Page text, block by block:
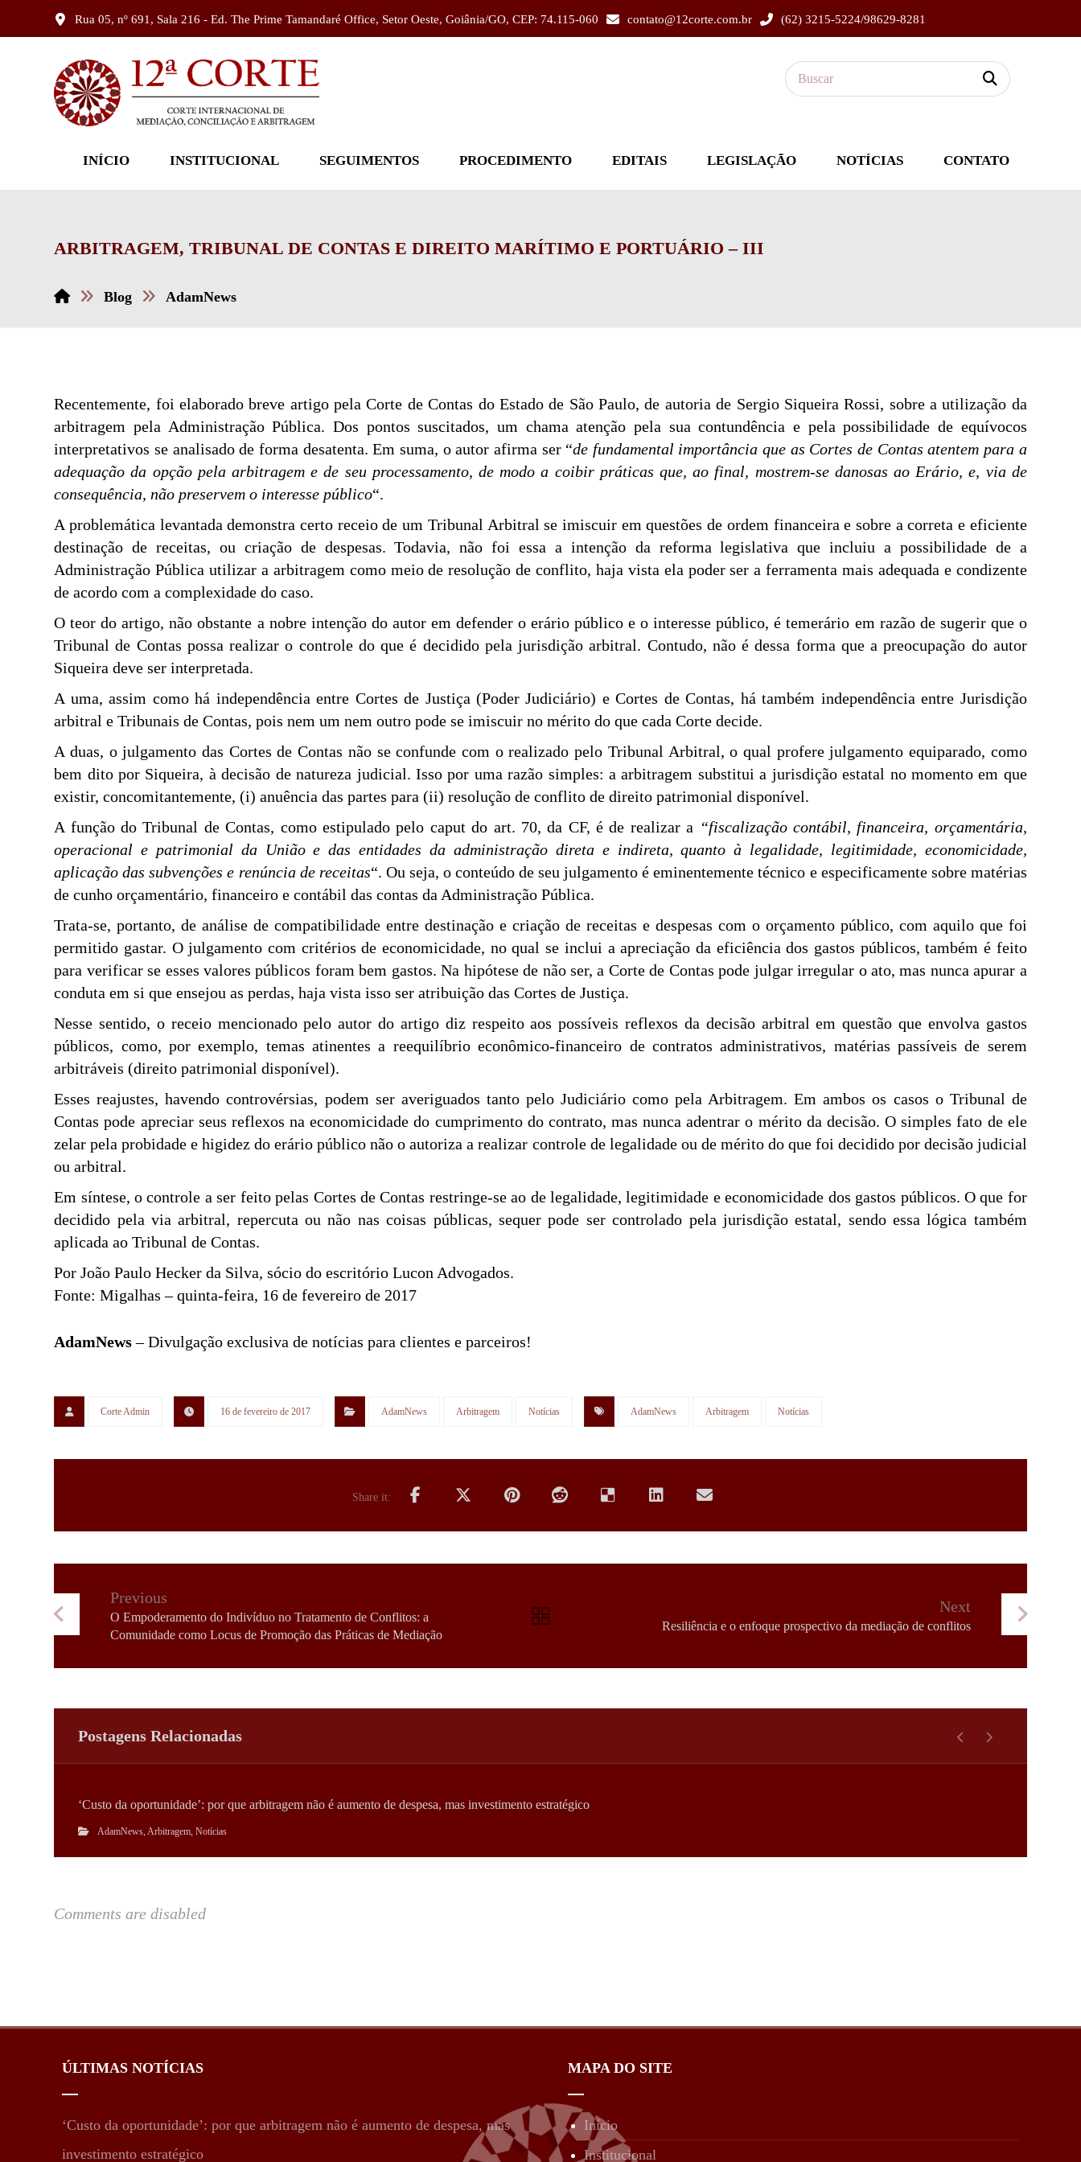
Rua 05, nº 691, Sala 216 - Ed. The Prime Tamandaré Office, Setor Oeste, Goiânia/GO, CEP: 74.115-060 contato@12corte.com.br (62) 3215-5224/98629-8281
INÍCIO INSTITUCIONAL SEGUIMENTOS PROCEDIMENTO EDITAIS LEGISLAÇÃO NOTÍCIAS CONTATO
ARBITRAGEM, TRIBUNAL DE CONTAS E DIREITO MARÍTIMO E PORTUÁRIO – III
Blog AdamNews
Recentemente, foi elaborado breve artigo pela Corte de Contas do Estado de São Paulo, de autoria de Sergio Siqueira Rossi, sobre a utilização da
arbitragem pela Administração Pública. Dos pontos suscitados, um chama atenção pela sua contundência e pela possibilidade de equívocos
interpretativos se analisado de forma desatenta. Em suma, o autor afirma ser “de fundamental importância que as Cortes de Contas atentem para a
adequação da opção pela arbitragem e de seu processamento, de modo a coibir práticas que, ao final, mostrem-se danosas ao Erário, e, via de
consequência, não preservem o interesse público“.
A problemática levantada demonstra certo receio de um Tribunal Arbitral se imiscuir em questões de ordem financeira e sobre a correta e eficiente
destinação de receitas, ou criação de despesas. Todavia, não foi essa a intenção da reforma legislativa que incluiu a possibilidade de a
Administração Pública utilizar a arbitragem como meio de resolução de conflito, haja vista ela poder ser a ferramenta mais adequada e condizente
de acordo com a complexidade do caso.
O teor do artigo, não obstante a nobre intenção do autor em defender o erário público e o interesse público, é temerário em razão de sugerir que o
Tribunal de Contas possa realizar o controle do que é decidido pela jurisdição arbitral. Contudo, não é dessa forma que a preocupação do autor
Siqueira deve ser interpretada.
A uma, assim como há independência entre Cortes de Justiça (Poder Judiciário) e Cortes de Contas, há também independência entre Jurisdição
arbitral e Tribunais de Contas, pois nem um nem outro pode se imiscuir no mérito do que cada Corte decide.
A duas, o julgamento das Cortes de Contas não se confunde com o realizado pelo Tribunal Arbitral, o qual profere julgamento equiparado, como
bem dito por Siqueira, à decisão de natureza judicial. Isso por uma razão simples: a arbitragem substitui a jurisdição estatal no momento em que
existir, concomitantemente, (i) anuência das partes para (ii) resolução de conflito de direito patrimonial disponível.
A função do Tribunal de Contas, como estipulado pelo caput do art. 70, da CF, é de realizar a “fiscalização contábil, financeira, orçamentária,
operacional e patrimonial da União e das entidades da administração direta e indireta, quanto à legalidade, legitimidade, economicidade,
aplicação das subvenções e renúncia de receitas“. Ou seja, o conteúdo de seu julgamento é eminentemente técnico e especificamente sobre matérias
de cunho orçamentário, financeiro e contábil das contas da Administração Pública.
Trata-se, portanto, de análise de compatibilidade entre destinação e criação de receitas e despesas com o orçamento público, com aquilo que foi
permitido gastar. O julgamento com critérios de economicidade, no qual se inclui a apreciação da eficiência dos gastos públicos, também é feito
para verificar se esses valores públicos foram bem gastos. Na hipótese de não ser, a Corte de Contas pode julgar irregular o ato, mas nunca apurar a
conduta em si que ensejou as perdas, haja vista isso ser atribuição das Cortes de Justiça.
Nesse sentido, o receio mencionado pelo autor do artigo diz respeito aos possíveis reflexos da decisão arbitral em questão que envolva gastos
públicos, como, por exemplo, temas atinentes a reequilíbrio econômico-financeiro de contratos administrativos, matérias passíveis de serem
arbitráveis (direito patrimonial disponível).
Esses reajustes, havendo controvérsias, podem ser averiguados tanto pelo Judiciário como pela Arbitragem. Em ambos os casos o Tribunal de
Contas pode apreciar seus reflexos na economicidade do cumprimento do contrato, mas nunca adentrar o mérito da decisão. O simples fato de ele
zelar pela probidade e higidez do erário público não o autoriza a realizar controle de legalidade ou de mérito do que foi decidido por decisão judicial
ou arbitral.
Em síntese, o controle a ser feito pelas Cortes de Contas restringe-se ao de legalidade, legitimidade e economicidade dos gastos públicos. O que for
decidido pela via arbitral, repercuta ou não nas coisas públicas, sequer pode ser controlado pela jurisdição estatal, sendo essa lógica também
aplicada ao Tribunal de Contas.
Por João Paulo Hecker da Silva, sócio do escritório Lucon Advogados.
Fonte: Migalhas – quinta-feira, 16 de fevereiro de 2017
AdamNews– Divulgação exclusiva de notícias para clientes e parceiros!
Corte Admin 16 de fevereiro de 2017 AdamNews Arbitragem Notícias AdamNews Arbitragem Notícias
Previous
O Empoderamento do Indivíduo no Tratamento de Conflitos: a
Comunidade como Locus de Promoção das Práticas de Mediação
Next
Resiliência e o enfoque prospectivo da mediação de conflitos
Postagens Relacionadas
‘Custo da oportunidade’: por que arbitragem não é aumento de despesa, mas investimento estratégico
AdamNews,Arbitragem,Notícias
Comments are disabled
ÚLTIMAS NOTÍCIAS
‘Custo da oportunidade’: por que arbitragem não é aumento de despesa, mas
investimento estratégico
MAPA DO SITE
Início
Institucional